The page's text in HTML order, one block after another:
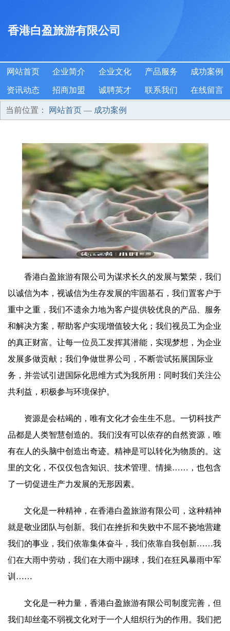
香港白盈旅游有限公司
网站首页 企业简介 企业文化 产品服务 成功案例
资讯动态 招商加盟 诚聘英才 联系我们 在线留言
当前位置： 网站首页 — 成功案例
香港白盈旅游有限公司为谋求长久的发展与繁荣，我们
以诚信为本，视诚信为生存发展的牢固基石，我们置客户于
重中之重，我们不遗余力地为客户提供较优良的产品、服务
和解决方案，帮助客户实现增值较大化；我们视员工为企业
的真正财富。让每一位员工发挥其潜能，实现梦想，为企业
发展多做贡献；我们争做世界公司，不断尝试拓展国际业
务，并尝试引进国际化思维方式为我所用：同时我们关注公
共利益，积极参与环境保护。
资源是会枯竭的，唯有文化才会生生不息。一切科技产
品都是人类智慧创造的。我们没有可以依存的自然资源，唯
有在人的头脑中创造出奇迹。精神是可以转化为物质的。这
里的文化，不仅仅包含知识、技术管理、情操……，也包含
了一切促进生产力发展的无形因素。
文化是一种精神，在香港白盈旅游有限公司，这种精神
就是敬业团队与创新。我们在挫折和失败中不屈不挠地营建
我们的事业，我们依靠集体奋斗，我们依靠自我创新……我
们在大雨中劳动，我们在大雨中踢球，我们在狂风暴雨中军
训……
文化是一种力量，香港白盈旅游有限公司制度完善，但
我们却丝毫不弱视文化对于一个人组织行为的作用。我们把